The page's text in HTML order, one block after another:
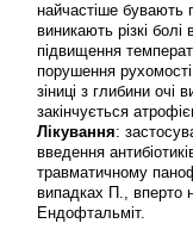
найчастіше бувають
виникають різкі болі
підвищення
порушення
зіниці з глибини
закінчується
Лікування:
введення
травматичному
випадках П., вперто
Ендофтальміт.